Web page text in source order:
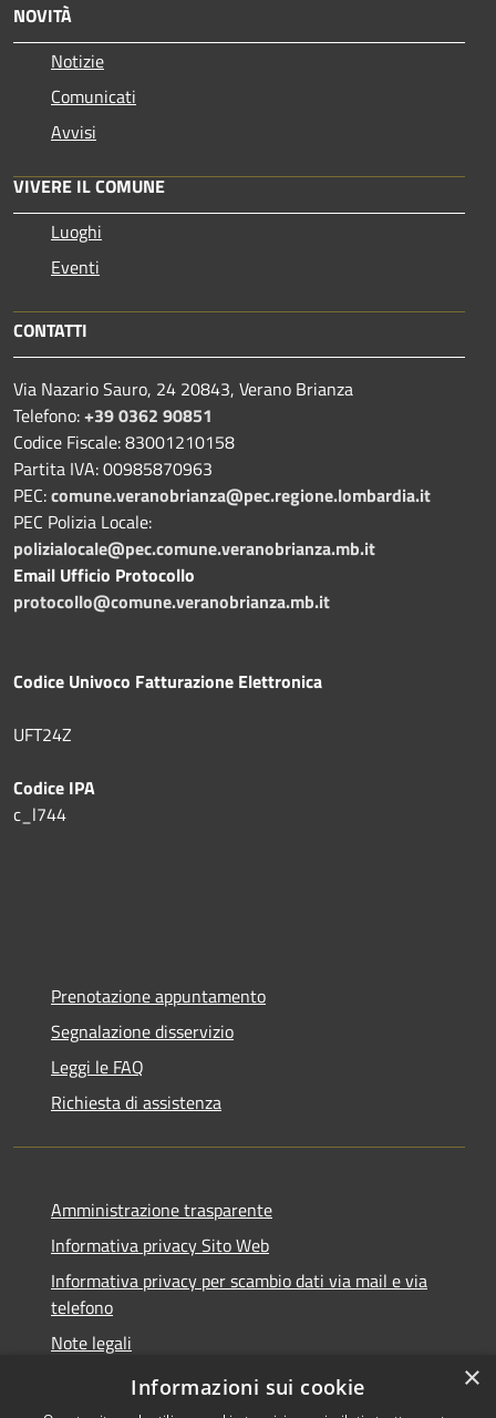
NOVITÀ
Notizie
Comunicati
Avvisi
VIVERE IL COMUNE
Luoghi
Eventi
CONTATTI
Via Nazario Sauro, 24 20843, Verano Brianza
Telefono:+39 0362 90851
Codice Fiscale: 83001210158
Partita IVA: 00985870963
PEC:comune.veranobrianza@pec.regione.lombardia.it
PEC Polizia Locale:
polizialocale@pec.comune.veranobrianza.mb.it
Email Ufficio Protocollo
protocollo@comune.veranobrianza.mb.it
Codice Univoco Fatturazione Elettronica
UFT24Z
Codice IPA
c_l744
Prenotazione appuntamento
Segnalazione disservizio
Leggi le FAQ
Richiesta di assistenza
Amministrazione trasparente
Informativa privacy Sito Web
Informativa privacy per scambio dati via mail e via
telefono
Note legali
Dichiarazione di accessibilità
×
Informazioni sui cookie